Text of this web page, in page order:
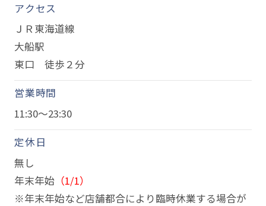
アクセス
ＪＲ東海道線
大船駅
東口 徒歩２分
営業時間
11:30～23:30
定休日
無し
年末年始（1/1）
※年末年始など店舗都合により臨時休業する場合が